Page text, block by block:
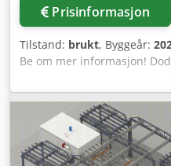
Prisinformasjon
Tilstand: brukt, Byggeår:
Be om mer informasjon!